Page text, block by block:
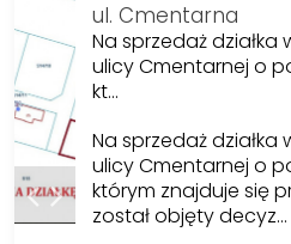
ul. Cmentarna
Na sprzedaż
ulicy Cmentarnej o
kt…
Na sprzedaż
ulicy Cmentarnej o
którym znajduje się
został objęty decyz…